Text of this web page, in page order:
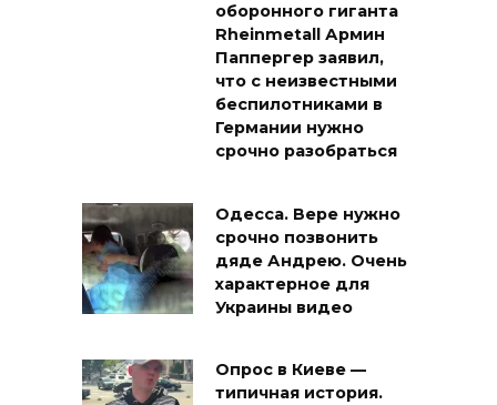
оборонного гиганта
Rheinmetall Армин
Паппергер заявил,
что с неизвестными
беспилотниками в
Германии нужно
срочно разобраться
Одесса. Вере нужно
срочно позвонить
дяде Андрею. Очень
характерное для
Украины видео
Опрос в Киеве —
типичная история.